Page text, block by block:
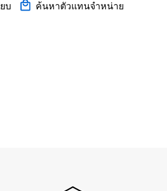
บ ค้นหาตัวแทนจำหน่าย